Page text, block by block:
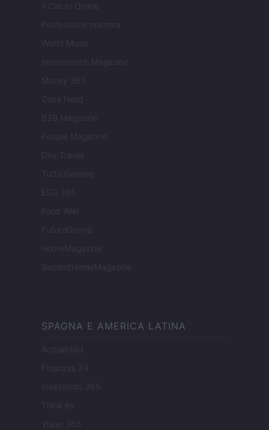
Il Calcio Online
Professione mamma
World Music
Investimenti Magazine
Money 365
Zona Nerd
B2B Magazine
People Magazine
Day Travel
Tutto Gaming
ESG 365
Food Wiki
FuturoDonna
HomeMagazine
SecondHomeMagazine
SPAGNA E AMERICA LATINA
Actualidad
Finanzas 24
Investindo 365
Think.es
Viajar 365